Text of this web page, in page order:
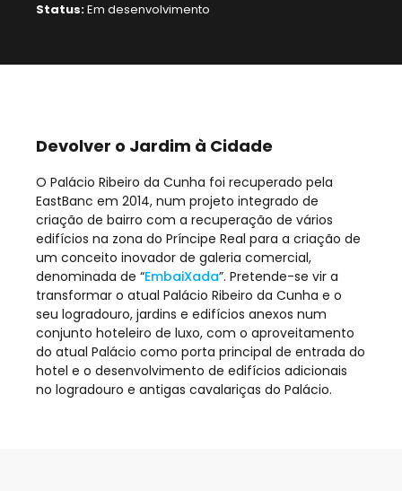
Status:Em desenvolvimento
Devolver o Jardim à Cidade
O Palácio Ribeiro da Cunha foi recuperado pela
EastBanc em 2014, num projeto integrado de
criação de bairro com a recuperação de vários
edifícios na zona do Príncipe Real para a criação de
um conceito inovador de galeria comercial,
denominada de “EmbaiXada”. Pretende-se vir a
transformar o atual Palácio Ribeiro da Cunha e o
seu logradouro, jardins e edifícios anexos num
conjunto hoteleiro de luxo, com o aproveitamento
do atual Palácio como porta principal de entrada do
hotel e o desenvolvimento de edifícios adicionais
no logradouro e antigas cavalariças do Palácio.